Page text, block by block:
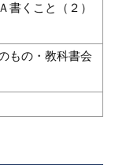
書くこと（２）
もの・教科書会